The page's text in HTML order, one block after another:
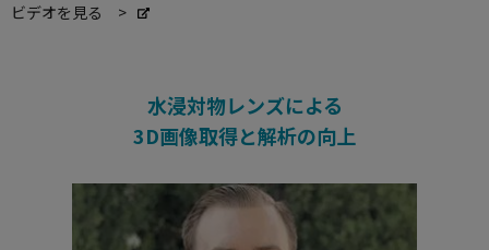
ビデオを見る >
水浸対物レンズによる
3D画像取得と解析の向上